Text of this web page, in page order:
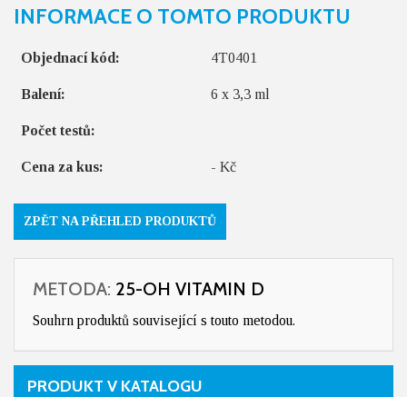
INFORMACE O TOMTO PRODUKTU
Objednací kód: 4T0401
Balení: 6 x 3,3 ml
Počet testů:
Cena za kus: - Kč
ZPĚT NA PŘEHLED PRODUKTŮ
METODA: 25-OH VITAMIN D
Souhrn produktů související s touto metodou.
PRODUKT V KATALOGU